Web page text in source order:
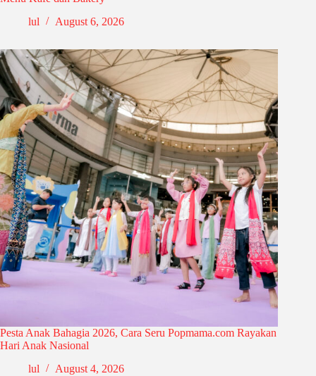
lul
August 6, 2026
Pesta Anak Bahagia 2026, Cara Seru Popmama.com Rayakan
Hari Anak Nasional
lul
August 4, 2026